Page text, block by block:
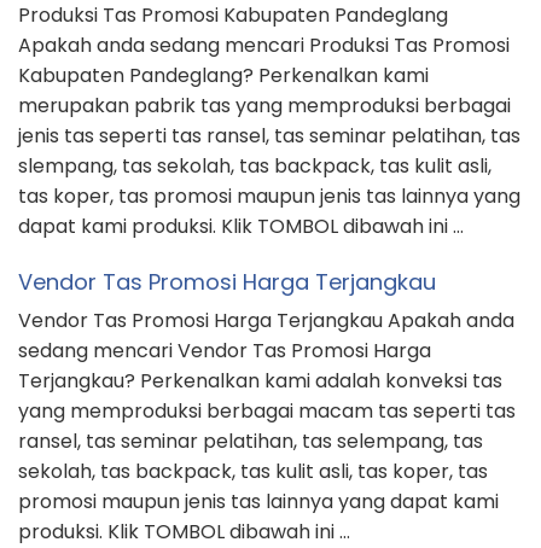
Produksi Tas Promosi Kabupaten Pandeglang
Apakah anda sedang mencari Produksi Tas Promosi
Kabupaten Pandeglang? Perkenalkan kami
merupakan pabrik tas yang memproduksi berbagai
jenis tas seperti tas ransel, tas seminar pelatihan, tas
slempang, tas sekolah, tas backpack, tas kulit asli,
tas koper, tas promosi maupun jenis tas lainnya yang
dapat kami produksi. Klik TOMBOL dibawah ini …
Vendor Tas Promosi Harga Terjangkau
Vendor Tas Promosi Harga Terjangkau Apakah anda
sedang mencari Vendor Tas Promosi Harga
Terjangkau? Perkenalkan kami adalah konveksi tas
yang memproduksi berbagai macam tas seperti tas
ransel, tas seminar pelatihan, tas selempang, tas
sekolah, tas backpack, tas kulit asli, tas koper, tas
promosi maupun jenis tas lainnya yang dapat kami
produksi. Klik TOMBOL dibawah ini …